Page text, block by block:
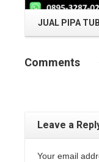
JUAL PIPA
Comments
Leave a
Your email